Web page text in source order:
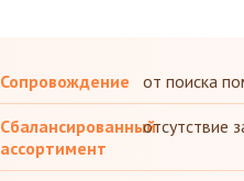
Сопровождение от поиска
Сбалансированный
ассортимент
отсутствие